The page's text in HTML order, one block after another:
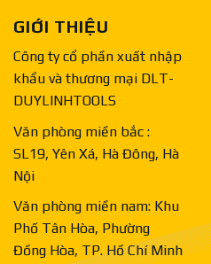
GIỚI THIỆU
Công ty cổ phần xuất nhập
khẩu và thương mại DLT-
DUYLINHTOOLS
Văn phòng miền bắc :
SL19, Yên Xá, Hà Đông, Hà
Nội
Văn phòng miền nam: Khu
Phố Tân Hòa, Phường
Đồng Hòa, TP. Hồ Chí Minh